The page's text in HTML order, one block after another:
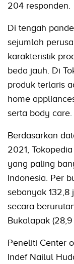
204 responden.
Di tengah
sejumlah
karakteristik
beda jauh. Di
produk terlaris
home
serta body care.
Berdasarkan
2021,
yang paling
Indonesia. Per
sebanyak
secara
Bukalapak (28,9
Peneliti Center
Indef Nailul